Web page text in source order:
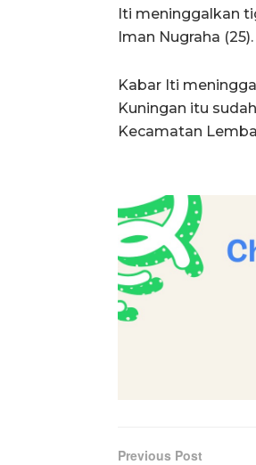
Iti meninggalkan
Iman Nugraha (25).
Kabar Iti
Kuningan itu
Kecamatan
Previous Post